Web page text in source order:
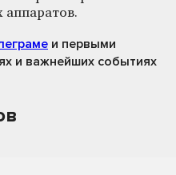
аппаратов.
и первыми
и важнейших событиях